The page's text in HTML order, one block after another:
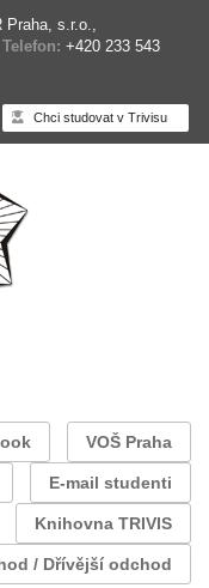
Praha, s.r.o.,
Telefon: +420 233 543
Chci studovat v Trivisu
VOŠ Praha
E-mail studenti
Knihovna TRIVIS
/ Dřívější odchod